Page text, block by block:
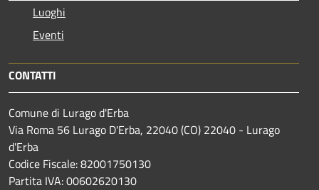
Luoghi
Eventi
CONTATTI
Comune di Lurago d'Erba
Via Roma 56 Lurago D'Erba, 22040 (CO) 22040 - Lurago
d'Erba
Codice Fiscale: 82001750130
Partita IVA: 00602620130